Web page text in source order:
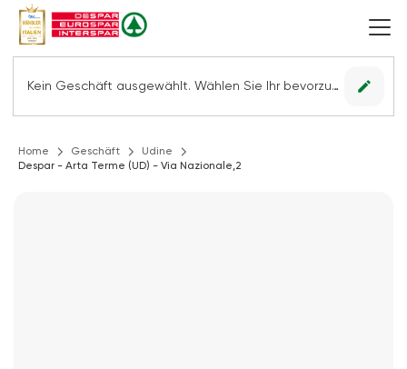
Kein Geschäft ausgewählt. Wählen Sie Ihr bevorzugtes Geschäft, um alle Angebote sehen zu können. edit
Home Geschäft
Udine
Despar - Arta Terme (UD) - Via Nazionale,2